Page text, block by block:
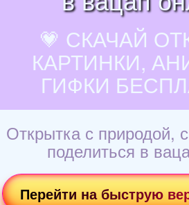
💗 СКАЧАЙ
КАРТИНКИ,
ГИФКИ
Открытка с природой,
поделиться в
Перейти на быструю